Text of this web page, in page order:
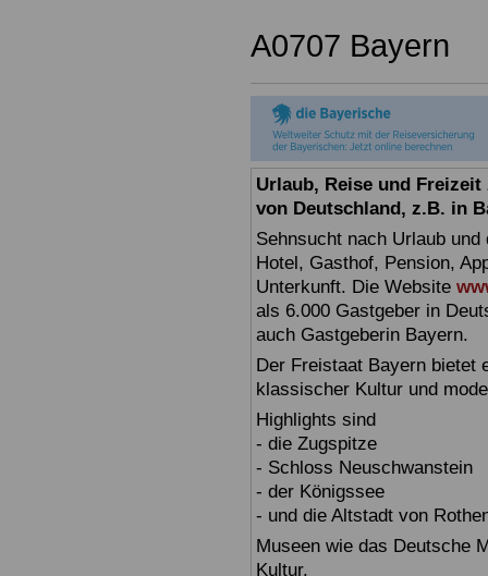
A0707 Bayern
Urlaub, Reise und
von Deutschland, z.B. in
Sehnsucht nach Urlaub
Hotel, Gasthof, Pension,
Unterkunft. Die Website
als 6.000 Gastgeber in
auch Gastgeberin Bayern.
Der Freistaat Bayern bietet
klassischer Kultur und
Highlights sind
- die Zugspitze
- Schloss Neuschwanstein
- der Königssee
- und die Altstadt von
Museen wie das Deutsche
Kultur.